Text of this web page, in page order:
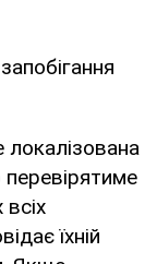
локалізована
їхній